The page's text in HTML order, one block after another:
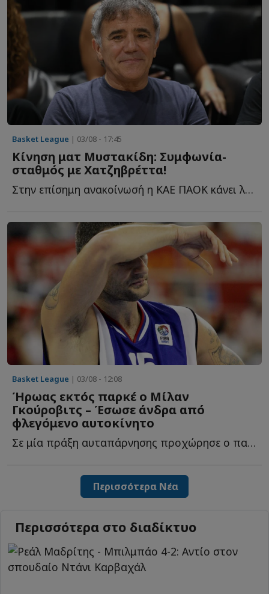
Basket League | 03/08 - 17:45
Κίνηση ματ Μυστακίδη: Συμφωνία-
σταθμός με Χατζηβρέττα!
Στην επίσημη ανακοίνωσή η ΚΑΕ ΠΑΟΚ κάνει λόγο για μία σ...
Basket League | 03/08 - 12:08
Ήρωας εκτός παρκέ ο Μίλαν
Γκούροβιτς – Έσωσε άνδρα από
φλεγόμενο αυτοκίνητο
Σε μία πράξη αυταπάρνησης προχώρησε ο παλαίμαχος άσος τ...
Περισσότερα Νέα
Περισσότερα στο διαδίκτυο